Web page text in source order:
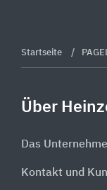
Startseite
Über
Das
Kontakt und